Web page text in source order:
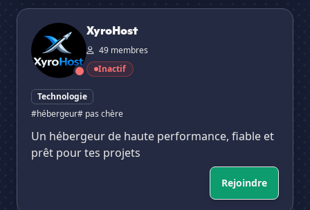
XyroHost
XyroHost
49 membres
Inactif
Technologie
#hébergeur# pas chère
Un hébergeur de haute performance, fiable et
prêt pour tes projets
Rejoindre